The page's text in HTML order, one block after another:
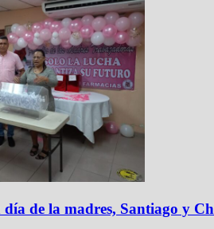
de la madres, Santiago y